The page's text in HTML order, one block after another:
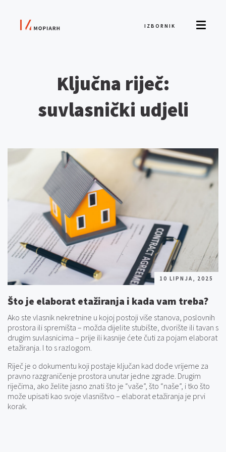
IZBORNIK
Ključna riječ:
suvlasnički udjeli
10 LIPNJA, 2025
Što je elaborat etažiranja i kada vam treba?
Ako ste vlasnik nekretnine u kojoj postoji više stanova, poslovnih
prostora ili spremišta – možda dijelite stubište, dvorište ili tavan s
drugim suvlasnicima – prije ili kasnije ćete čuti za pojam elaborat
etažiranja. I to s razlogom.
Riječ je o dokumentu koji postaje ključan kad dođe vrijeme za
pravno razgraničenje prostora unutar jedne zgrade. Drugim
riječima, ako želite jasno znati što je “vaše”, što “naše”, i tko što
može upisati kao svoje vlasništvo – elaborat etažiranja je prvi
korak.